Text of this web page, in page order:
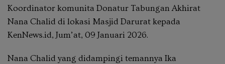
Koordinator komunita Donatur Tabungan Akhirat
Nana Chalid di lokasi Masjid Darurat kepada
KenNews.id, Jum’at, 09 Januari 2026.
Nana Chalid yang didampingi temannya Ika